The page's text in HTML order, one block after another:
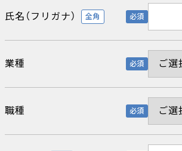
氏名（フリガナ） 必須
全角
業種 必須
職種 必須